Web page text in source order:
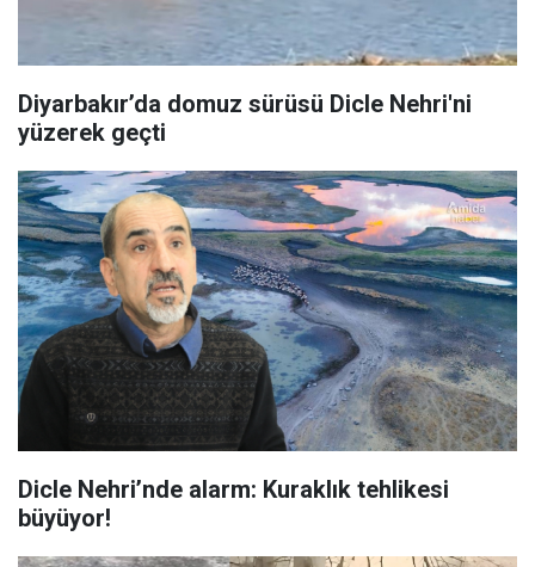
Diyarbakır’da domuz sürüsü Dicle Nehri'ni
yüzerek geçti
Dicle Nehri’nde alarm: Kuraklık tehlikesi
büyüyor!